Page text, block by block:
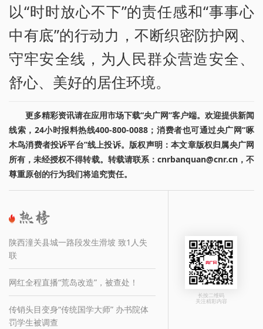
以“时时放心不下”的责任感和“事事心
中有底”的行动力，不断织密防护网、
守牢安全线，为人民群众营造安全、
舒心、美好的居住环境。
更多精彩资讯请在应用市场下载“央广网”客户端。欢迎提供新闻
线索，24小时报料热线400-800-0088；消费者也可通过央广网“啄
木鸟消费者投诉平台”线上投诉。版权声明：本文章版权归属央广网
所有，未经授权不得转载。转载请联系：cnrbanquan@cnr.cn，不
尊重原创的行为我们将追究责任。
陕西潼关县城一路段发生滑坡 致1人失
联
网红全程直播“荒岛改造”，被查处！
传销头目变身“传统国学大师” 办书院体
罚学生被调查
长按二维码
关注精彩内容